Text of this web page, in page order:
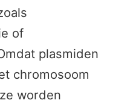
of
plasmiden
chromosoom
worden